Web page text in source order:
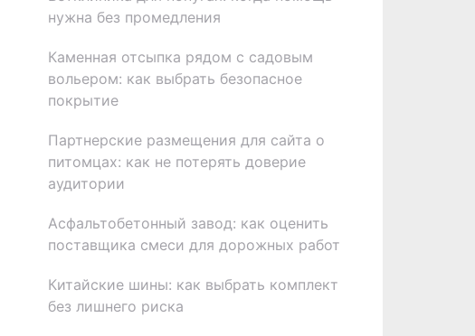
нужна без промедления
Каменная отсыпка рядом с садовым
вольером: как выбрать безопасное
покрытие
Партнерские размещения для сайта о
питомцах: как не потерять доверие
аудитории
Асфальтобетонный завод: как оценить
поставщика смеси для дорожных работ
Китайские шины: как выбрать комплект
без лишнего риска